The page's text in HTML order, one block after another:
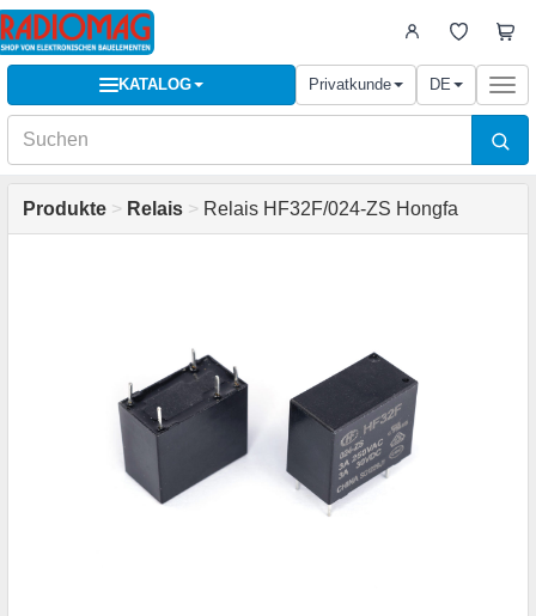
KATALOG Privatkunde DE
Produkte > Relais > Relais HF32F/024-ZS Hongfa